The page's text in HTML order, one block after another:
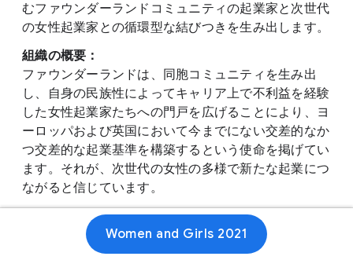
むファウンダーランドコミュニティの起業家と次世代
の女性起業家との循環型な結びつきを生み出します。
組織の概要：
ファウンダーランドは、同胞コミュニティを生み出
し、自身の民族性によってキャリア上で不利益を経験
した女性起業家たちへの門戸を広げることにより、ヨ
ーロッパおよび英国において今までにない交差的なか
つ交差的な起業基準を構築するという使命を掲げてい
ます。それが、次世代の女性の多様で新たな起業につ
ながると信じています。
Women and Girls 2021